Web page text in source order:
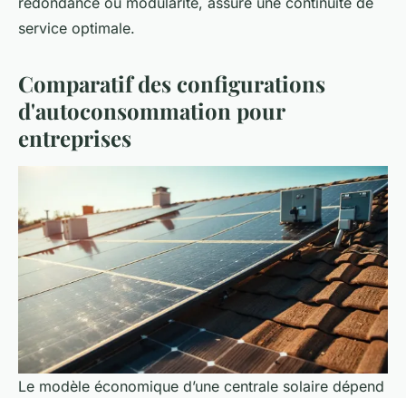
service optimale.
Comparatif des configurations
d'autoconsommation pour
entreprises
Le modèle économique d’une centrale solaire dépend